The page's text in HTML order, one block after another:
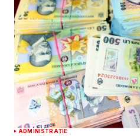
ADMINISTRAȚIE